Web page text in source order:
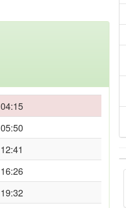
04:15
05:50
12:41
16:26
19:32